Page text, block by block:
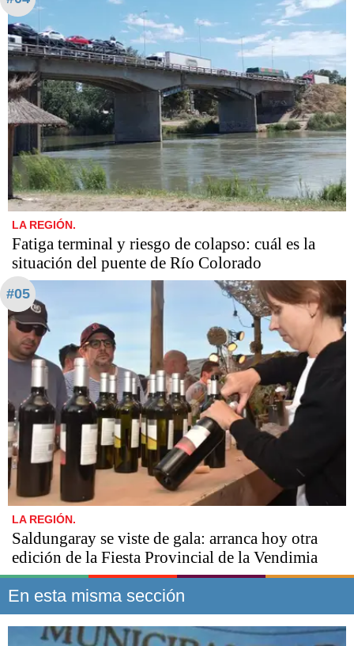
LA REGIÓN.
Fatiga terminal y riesgo de colapso: cuál es la
situación del puente de Río Colorado
#05
LA REGIÓN.
Saldungaray se viste de gala: arranca hoy otra
edición de la Fiesta Provincial de la Vendimia
En esta misma sección